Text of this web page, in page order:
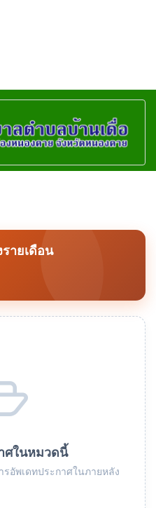
ายเดือน
ศในหมวดนี้
รอัพเดทประกาศในภายหลัง